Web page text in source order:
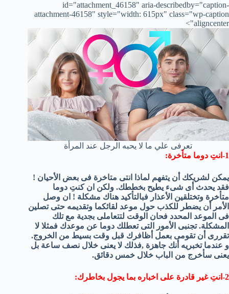
id="attachment_46158" aria-describedby="caption-
attachment-46158" style="width: 615px" class="wp-caption
aligncenter">
تعرفى علي ما لا يحبه الرجل عند المرأة
1-انتِ دوما متأخرة:
يمكن لشريكك أن يتفهم لماذا انتى متاخرة فى بعض الأحيان !
فقد يحدث أى شىء يطيح بخططك. ولكن ان كنتِ دوما
متأخرة وتختلقين الأعذار فبالتأكيد هناك مشكلة ! ان وصل
الأمر أن يضطر للكذب حول موعد لقائكما وتقديمه حتى تصلين
فى الموعد المحدد فحان الوقت لتتعاملى بجدية مع تلك
المشكلة. تجنبى الأمور التى تعطلك دوما عن موعدك فمثلا لا
تقررى أن تقومى بعمل أظافرك قبل وقت بسيط من الخروج.
و عندما تخبريه أنك جاهزة ,فذلك لا يعنى خلال نصف ساعة بل
يعنى سأخرج من الباب خلال خمس دقائق.
2-انتِ غير قادرة على اخباره بما يجول بخاطرك: